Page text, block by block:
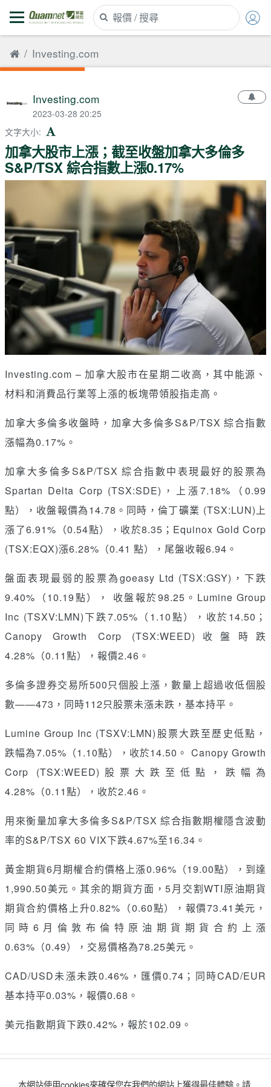
Investing.com
Investing.com
2023-03-28 20:25
文字大小:
加拿大股市上漲；截至收盤加拿大多倫多
S&P/TSX 綜合指數上漲0.17%
Investing.com – 加拿大股市在星期二收高，其中能源、
材料和消費品行業等上漲的板塊帶領股指走高。
加拿大多倫多收盤時，加拿大多倫多S&P/TSX 綜合指數
漲幅為0.17%。
加拿大多倫多S&P/TSX 綜合指數中表現最好的股票為
Spartan Delta Corp (TSX:SDE)，上漲7.18%（0.99
點），收盤報價為14.78。同時，倫丁礦業 (TSX:LUN)上
漲了6.91%（0.54點），收於8.35；Equinox Gold Corp
(TSX:EQX)漲6.28%（0.41 點），尾盤收報6.94。
盤面表現最弱的股票為goeasy Ltd (TSX:GSY)，下跌
9.40%（10.19點）， 收盤報於98.25。Lumine Group
Inc (TSXV:LMN)下跌7.05%（1.10點），收於14.50；
Canopy Growth Corp (TSX:WEED)收盤時跌
4.28%（0.11點），報價2.46。
多倫多證券交易所500只個股上漲，數量上超過收低個股
數——473，同時112只股票未漲未跌，基本持平。
Lumine Group Inc (TSXV:LMN)股票大跌至歷史低點，
跌幅為7.05%（1.10點），收於14.50。 Canopy Growth
Corp (TSX:WEED)股票大跌至低點，跌幅為
4.28%（0.11點），收於2.46。
用來衡量加拿大多倫多S&P/TSX 綜合指數期權隱含波動
率的S&P/TSX 60 VIX下跌4.67%至16.34。
黃金期貨6月期權合約價格上漲0.96%（19.00點），到達
1,990.50美元。其余的期貨方面，5月交割WTI原油期貨
期貨合約價格上升0.82%（0.60點），報價73.41美元，
同時6月倫敦布倫特原油期貨期貨合約上漲
0.63%（0.49），交易價格為78.25美元。
CAD/USD未漲未跌0.46%，匯價0.74；同時CAD/EUR
基本持平0.03%，報價0.68。
美元指數期貨下跌0.42%，報於102.09。
本網站使用cookies來確保您在我們的網站上獲得最佳體驗。請